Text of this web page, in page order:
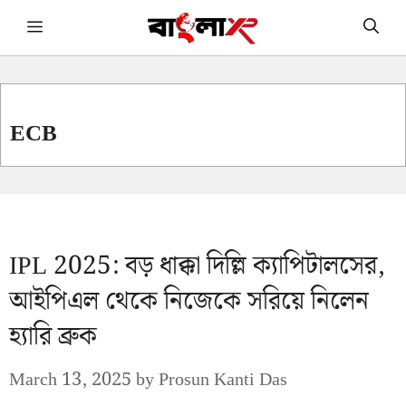
Skip Menu
ECB
IPL 2025: বড় ধাক্কা দিল্লি ক্যাপিটালসের,
আইপিএল থেকে নিজেকে সরিয়ে নিলেন
হ্যারি ব্রুক
March 13, 2025byProsun Kanti Das